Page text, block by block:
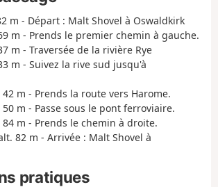
m - Départ : Malt Shovel à Oswaldkirk
m - Prends le premier chemin à gauche.
m - Traversée de la rivière Rye
m - Suivez la rive sud jusqu'à
m - Prends la route vers Harome.
m - Passe sous le pont ferroviaire.
84 m - Prends le chemin à droite.
82 m - Arrivée : Malt Shovel à
pratiques